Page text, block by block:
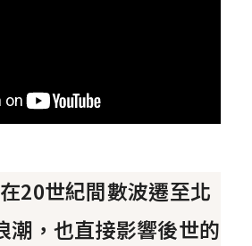
20世紀間數波遷至北
潮，也直接影響後世的